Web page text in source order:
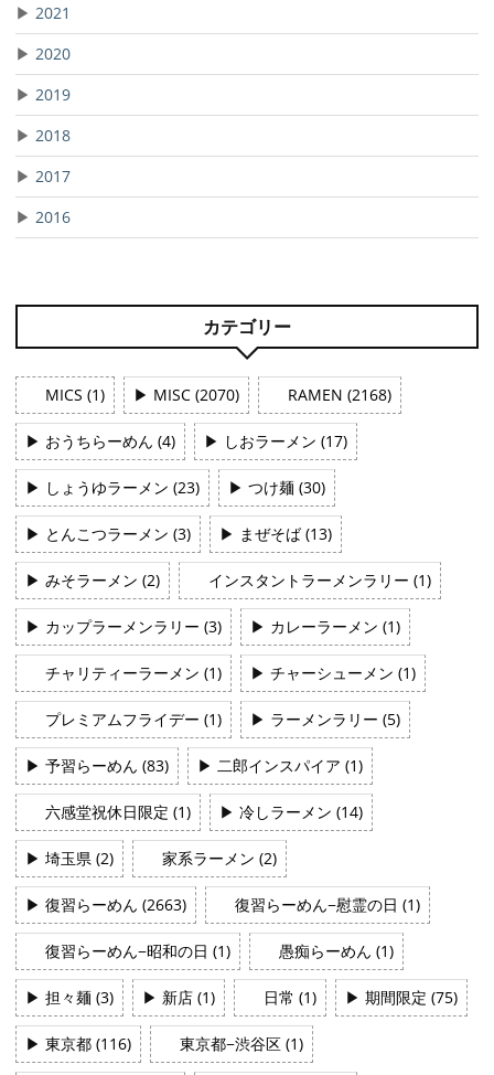
▶ 2021
▶ 2020
▶ 2019
▶ 2018
▶ 2017
▶ 2016
カテゴリー
MICS (1) ▶ MISC (2070) RAMEN (2168)
▶ おうちらーめん (4) ▶ しおラーメン (17)
▶ しょうゆラーメン (23) ▶ つけ麺 (30)
▶ とんこつラーメン (3) ▶ まぜそば (13)
▶ みそラーメン (2) インスタントラーメンラリー (1)
▶ カップラーメンラリー (3) ▶ カレーラーメン (1)
チャリティーラーメン (1) ▶ チャーシューメン (1)
プレミアムフライデー (1) ▶ ラーメンラリー (5)
▶ 予習らーめん (83) ▶ 二郎インスパイア (1)
六感堂祝休日限定 (1) ▶ 冷しラーメン (14)
▶ 埼玉県 (2) 家系ラーメン (2)
▶ 復習らーめん (2663) 復習らーめん−慰霊の日 (1)
復習らーめん−昭和の日 (1) 愚痴らーめん (1)
▶ 担々麺 (3) ▶ 新店 (1) 日常 (1) ▶ 期間限定 (75)
▶ 東京都 (116) 東京都−渋谷区 (1)